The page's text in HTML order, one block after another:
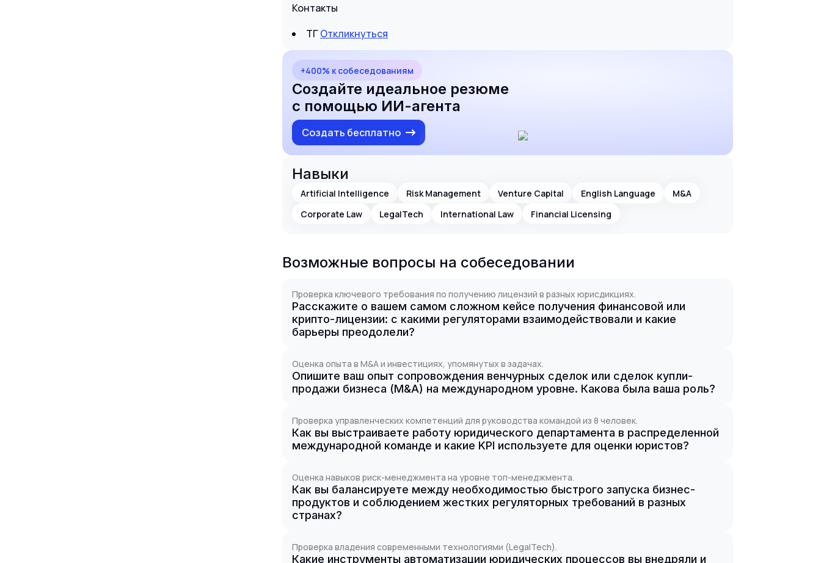
Контакты
ТГОткликнуться
+400% к собеседованиям
Создайте идеальное резюме
с помощью ИИ-агента
Создать бесплатно
Навыки
Artificial Intelligence Risk Management Venture Capital English Language
M&A
Corporate Law
LegalTech International Law Financial Licensing
Возможные вопросы на собеседовании
Проверка ключевого требования по получению лицензий в разных юрисдикциях.
Расскажите о вашем самом сложном кейсе получения финансовой или
крипто-лицензии: с какими регуляторами взаимодействовали и какие
барьеры преодолели?
Оценка опыта в M&A и инвестициях, упомянутых в задачах.
Опишите ваш опыт сопровождения венчурных сделок или сделок купли-
продажи бизнеса (M&A) на международном уровне. Какова была ваша роль?
Проверка управленческих компетенций для руководства командой из 8 человек.
Как вы выстраиваете работу юридического департамента в распределенной
международной команде и какие KPI используете для оценки юристов?
Оценка навыков риск-менеджмента на уровне топ-менеджмента.
Как вы балансируете между необходимостью быстрого запуска бизнес-
продуктов и соблюдением жестких регуляторных требований в разных
странах?
Проверка владения современными технологиями (LegalTech).
Какие инструменты автоматизации юридических процессов вы внедряли и